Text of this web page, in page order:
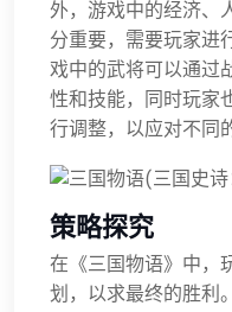
外，游戏中的经济、
分重要，需要玩家进
戏中的武将可以通过
性和技能，同时玩家
行调整，以应对不同
策略探究
在《三国物语》中，
划，以求最终的胜利